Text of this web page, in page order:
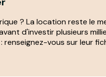
? La location reste le
d'investir plusieurs
vous sur leur